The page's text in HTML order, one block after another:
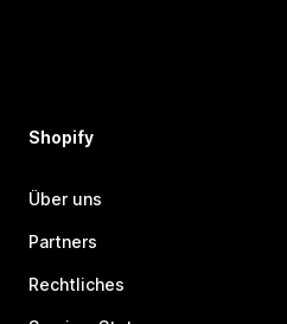
Shopify
Über uns
Partners
Rechtliches